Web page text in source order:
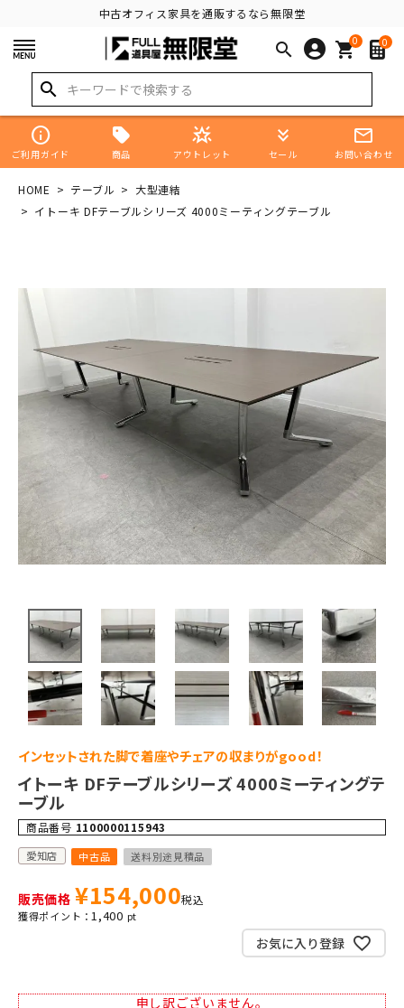
中古オフィス家具を通販するなら無限堂
search 0
shopping_cart 0
search
info
ご利用ガイド 商品
star_shine
アウトレット
keyboard_double_arrow_down
セール
mail_outline
お問い合わせ
HOME テーブル
大型連結
イトーキ DFテーブルシリーズ 4000ミーティングテーブル
インセットされた脚で着座やチェアの収まりがgood！
イトーキ DFテーブルシリーズ 4000ミーティングテ
ーブル
商品番号 1100000115943
愛知店 中古品 送料別途見積品
販売価格 ¥154,000税込
1,400
お気に入り登録
申し訳ございません。